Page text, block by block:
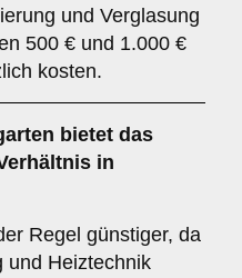
und Verglasung
500 € und 1.000 €
kosten.
bietet das
in
Regel günstiger, da
und Heiztechnik